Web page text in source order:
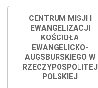
CENTRUM MISJI I
EWANGELIZACJI
KOŚCIOŁA
EWANGELICKO-
AUGSBURSKIEGO W
RZECZYPOSPOLITEJ
POLSKIEJ